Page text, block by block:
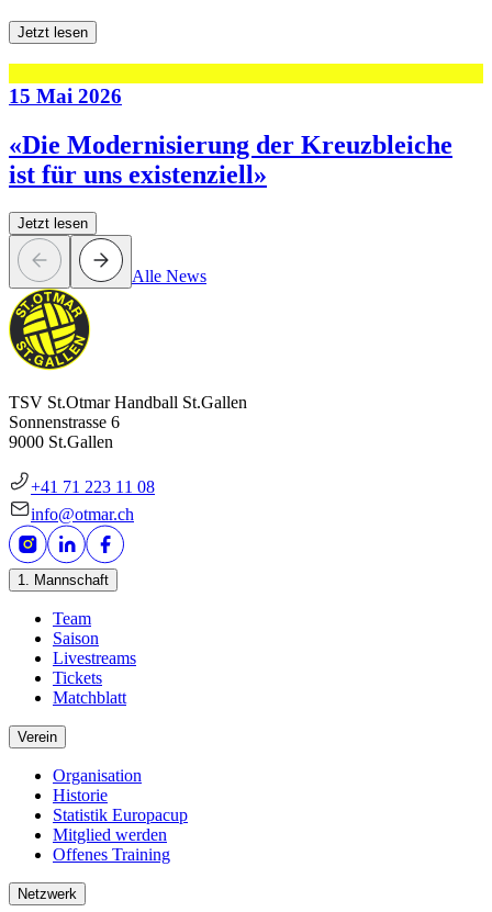
Jetzt lesen
15 Mai 2026
«Die Modernisierung der Kreuzbleiche
ist für uns existenziell»
Jetzt lesen
Alle News
TSV St.Otmar Handball St.Gallen
Sonnenstrasse 6
9000 St.Gallen
+41 71 223 11 08
info@otmar.ch
1. Mannschaft
Team
Saison
Livestreams
Tickets
Matchblatt
Verein
Organisation
Historie
Statistik Europacup
Mitglied werden
Offenes Training
Netzwerk